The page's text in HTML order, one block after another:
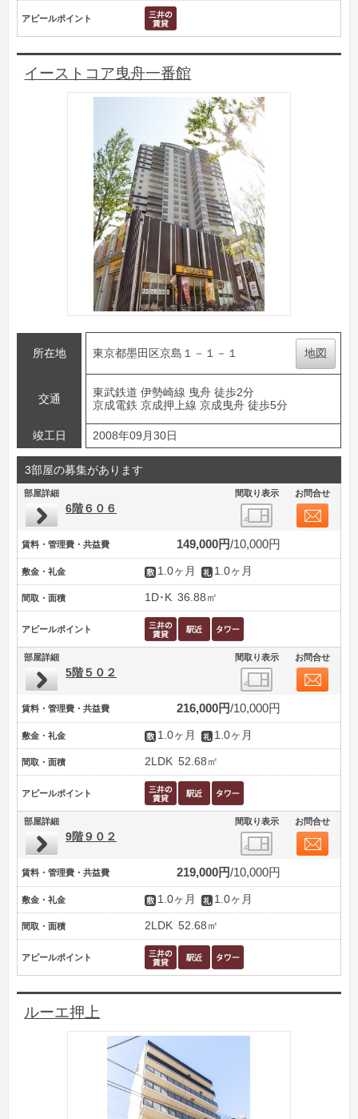
アピールポイント
イーストコア曳舟一番館
所在地 東京都墨田区京島１－１－１ 地図
交通
東武鉄道 伊勢崎線 曳舟 徒歩2分
京成電鉄 京成押上線 京成曳舟 徒歩5分
竣工日 2008年09月30日
3部屋の募集があります
部屋詳細 間取り表示 お問合せ
6階６０６
賃料・管理費・共益費 149,000円 10,000円
敷金・礼金 1.0ヶ月 1.0ヶ月
間取・面積 1D･K 36.88㎡
アピールポイント
部屋詳細 間取り表示 お問合せ
5階５０２
賃料・管理費・共益費 216,000円 10,000円
敷金・礼金 1.0ヶ月 1.0ヶ月
間取・面積 2LDK 52.68㎡
アピールポイント
部屋詳細 間取り表示 お問合せ
9階９０２
賃料・管理費・共益費 219,000円 10,000円
敷金・礼金 1.0ヶ月 1.0ヶ月
間取・面積 2LDK 52.68㎡
アピールポイント
ルーエ押上